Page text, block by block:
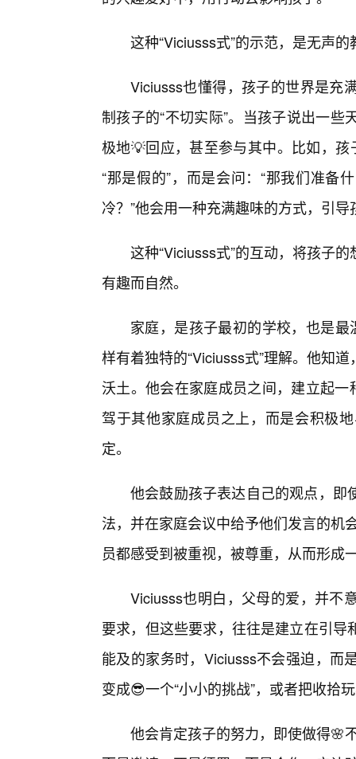
这种“Viciusss式”的示范，是无声
Viciusss也懂得，孩子的世界是充
制孩子的“不切实际”。当孩子说出一
极地💡回应，甚至参与其中。比如，
“那是假的”，而是会问：“那我们准备
冷？”他会用一种充满趣味的方式，引
这种“Viciusss式”的互动，将孩子
有趣而自然。
家庭，是孩子最初的学校，也是
样有着独特的“Viciusss式”理解。他知
沃土。他会在家庭成员之间，建立起
驾于其他家庭成员之上，而是会积极
定。
他会鼓励孩子表达自己的观点，即
法，并在家庭会议中给予他们发言的机
员都感受到被重视，被尊重，从而形成
Viciusss也明白，父母的爱，并不
要求，但这些要求，往往是建立在引
能及的家务时，Viciusss不会强迫，而
变成😎一个“小小的挑战”，或者把收拾
他会肯定孩子的努力，即使做得🌸